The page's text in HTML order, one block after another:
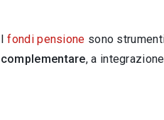
Ifondi pensione sono
complementare, a